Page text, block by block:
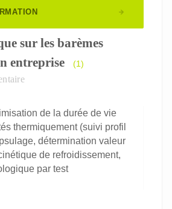
sur les barèmes
entreprise
(1)
de la durée de vie
thermiquement (suivi profil
détermination valeur
de refroidissement,
par test